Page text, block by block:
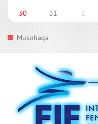
30
31 1
Musobaqa